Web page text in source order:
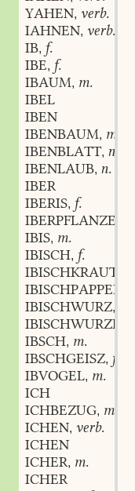
YAHEN, verb.
IAHNEN, verb.
IB, f.
IBE, f.
IBAUM, m.
IBEL
IBEN
IBENBAUM, m.
IBENBLATT, n.
IBENLAUB, n.
IBER
IBERIS, f.
IBERPFLANZE
IBIS, m.
IBISCH, f.
IBISCHKRAUT
IBISCHPAPPEL
IBISCHWURZ,
IBISCHWURZEL
IBSCH, m.
IBSCHGEISZ, f.
IBVOGEL, m.
ICH
ICHBEZUG, m.
ICHEN, verb.
ICHEN
ICHER, m.
ICHER